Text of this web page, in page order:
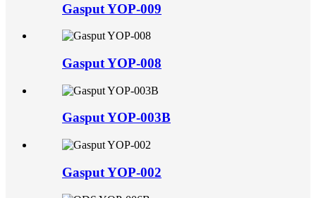
Gasput YOP-009
Gasput YOP-008
Gasput YOP-003B
Gasput YOP-002